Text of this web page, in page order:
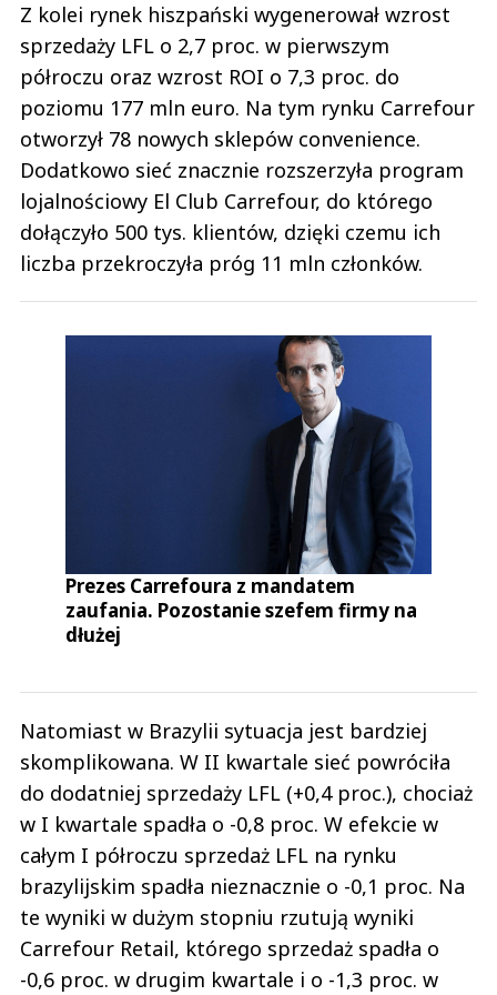
Z kolei rynek hiszpański wygenerował wzrost
sprzedaży LFL o 2,7 proc. w pierwszym
półroczu oraz wzrost ROI o 7,3 proc. do
poziomu 177 mln euro. Na tym rynku Carrefour
otworzył 78 nowych sklepów convenience.
Dodatkowo sieć znacznie rozszerzyła program
lojalnościowy El Club Carrefour, do którego
dołączyło 500 tys. klientów, dzięki czemu ich
liczba przekroczyła próg 11 mln członków.
Prezes Carrefoura z mandatem
zaufania. Pozostanie szefem firmy na
dłużej
Natomiast w Brazylii sytuacja jest bardziej
skomplikowana. W II kwartale sieć powróciła
do dodatniej sprzedaży LFL (+0,4 proc.), chociaż
w I kwartale spadła o -0,8 proc. W efekcie w
całym I półroczu sprzedaż LFL na rynku
brazylijskim spadła nieznacznie o -0,1 proc. Na
te wyniki w dużym stopniu rzutują wyniki
Carrefour Retail, którego sprzedaż spadła o
-0,6 proc. w drugim kwartale i o -1,3 proc. w